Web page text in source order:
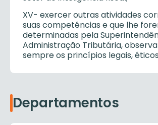
XV- exercer outras atividades
suas competências e que lhe
determinadas pela
Administração Tributária,
sempre os princípios legais,
Departamentos